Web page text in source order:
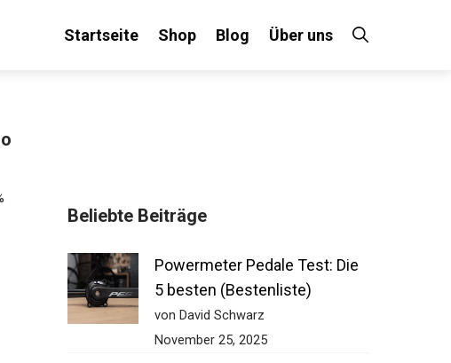
Startseite Shop Blog Über uns
Beliebte Beiträge
Powermeter Pedale Test: Die
5 besten (Bestenliste)
von David Schwarz
November 25, 2025